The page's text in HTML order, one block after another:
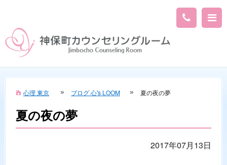
心理 東京 ブログ 心's LOOM 夏の夜の夢
夏の夜の夢
2017年07月13日